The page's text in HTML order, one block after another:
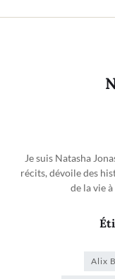
Je suis Natasha
récits, dévoile des
de la vie
Alix